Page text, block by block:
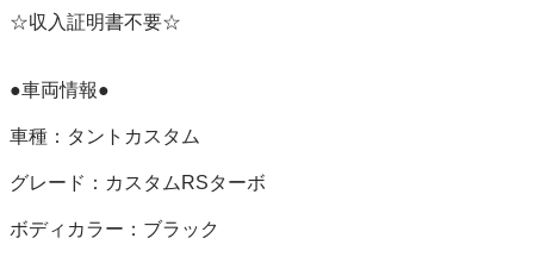
☆収入証明書不要☆
●車両情報●
車種：タントカスタム
グレード：カスタムRSターボ
ボディカラー：ブラック